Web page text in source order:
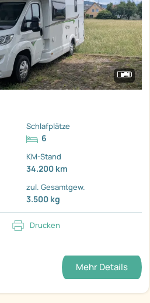
Schlafplätze
6
KM-Stand
34.200 km
zul. Gesamtgew.
3.500 kg
Drucken
Mehr Details